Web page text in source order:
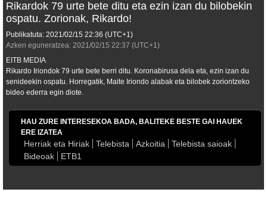
Rikardok 79 urte bete ditu eta ezin izan du bilobekin
ospatu. Zorionak, Rikardo!
Publikatuta: 2021/02/15 22:36 (UTC+1)
Azken eguneratzea: 2021/02/15 22:37 (UTC+1)
EITB MEDIA
Rikardo Iriondok 79 urte bete berri ditu. Koronabirusa dela eta, ezin izan du
senideekin ospatu. Horregatik, Maite Iriondo alabak eta bilobek zoriontzeko
bideo ederra egin diote.
HAU ZURE INTERESEKOA BADA, BALITEKE BESTE GAI HAUEK
ERE IZATEA
Herriak eta Hiriak Telebista Azkoitia
Telebista saioak
Bideoak
ETB1